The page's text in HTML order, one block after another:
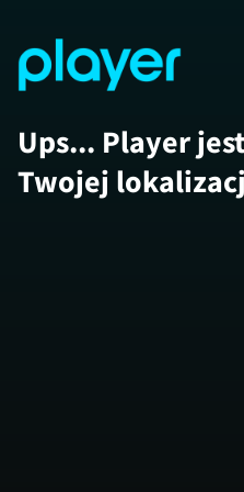
Ups... Player
Twojej